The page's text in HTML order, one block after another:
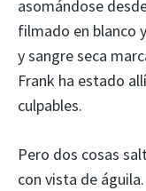
asomándose
filmado en blanco
y sangre seca
Frank ha estado
culpables.
Pero dos cosas
con vista de